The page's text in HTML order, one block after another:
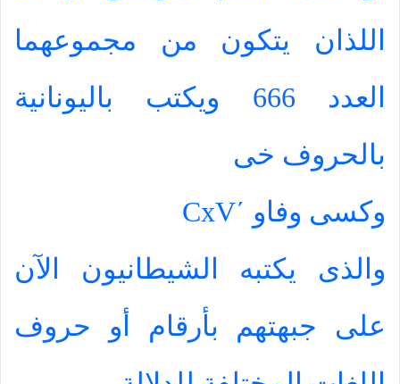
اللذان يتكون من مجموعهما
العدد 666 ويكتب باليونانية
بالحروف خى
وكسى وفاو CxV΄
والذى يكتبه الشيطانيون الآن
على جبهتهم بأرقام أو حروف